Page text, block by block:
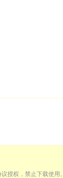
授权，禁止下载使用。